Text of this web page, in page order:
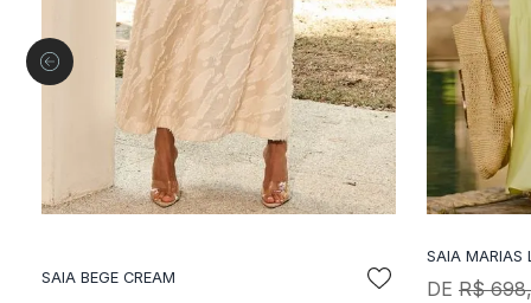
SAIA BEGE CREAM
SAIA MARIAS
R$ 698,